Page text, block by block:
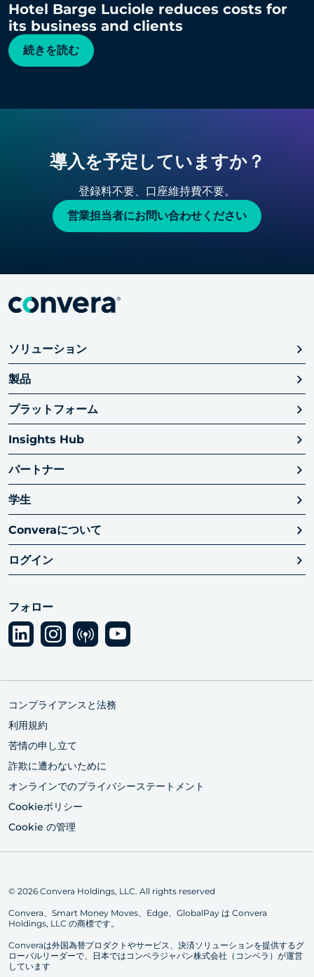
Hotel Barge Luciole reduces costs for
its business and clients
続きを読む
導入を予定していますか？
登録料不要、口座維持費不要。
営業担当者にお問い合わせください
ソリューション
製品
プラットフォーム
Insights Hub
パートナー
学生
Converaについて
ログイン
フォロー
コンプライアンスと法務
利用規約
苦情の申し立て
詐欺に遭わないために
オンラインでのプライバシーステートメント
Cookieポリシー
Cookie の管理
© 2026 Convera Holdings, LLC. All rights reserved
Convera、Smart Money Moves、Edge、GlobalPay は Convera
Holdings, LLC の商標です。
Converaは外国為替プロダクトやサービス、決済ソリューションを提供するグ
ローバルリーダーで、日本ではコンベラジャパン株式会社（コンベラ）が運営
しています